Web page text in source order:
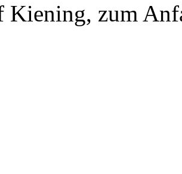
Kiening, zum